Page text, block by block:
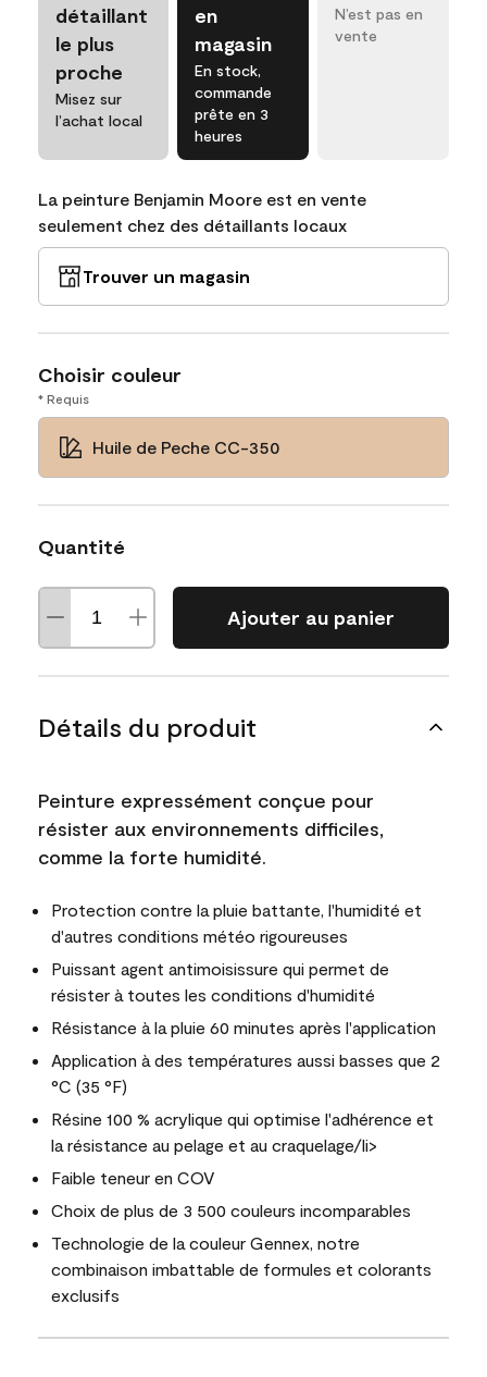
détaillant
le plus
proche
Misez sur
l’achat local
en
magasin
En stock,
commande
prête en 3
heures
N’est pas en
vente
La peinture Benjamin Moore est en vente
seulement chez des détaillants locaux
Trouver un magasin
Choisir couleur
* Requis
Huile de Peche CC-350
Quantité
Ajouter au panier
Détails du produit
Peinture expressément conçue pour
résister aux environnements difficiles,
comme la forte humidité.
Protection contre la pluie battante, l'humidité et
d'autres conditions météo rigoureuses
Puissant agent antimoisissure qui permet de
résister à toutes les conditions d'humidité
Résistance à la pluie 60 minutes après l'application
Application à des températures aussi basses que 2
°C (35 °F)
Résine 100 % acrylique qui optimise l'adhérence et
la résistance au pelage et au craquelage/li>
Faible teneur en COV
Choix de plus de 3 500 couleurs incomparables
Technologie de la couleur Gennex, notre
combinaison imbattable de formules et colorants
exclusifs